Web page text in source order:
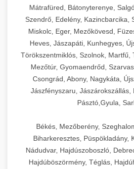
Mátrafüred, Bátonyterenye,
Szendrő, Edelény, Kazincbarcika,
Miskolc, Eger, Mezőkövesd,
Heves, Jászapáti, Kunhegyes,
Törökszentmiklós, Szolnok, Martfű,
Mezőtúr, Gyomaendrőd,
Csongrád, Abony, Nagykáta,
Jászfényszaru, Jászárokszállás,
Pásztó,Gyula,
Békés, Mezőberény,
Biharkeresztes, Püspökladány,
Nádudvar, Hajdúszoboszló,
Hajdúböszörmény, Téglás,